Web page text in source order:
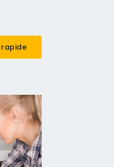
rapide